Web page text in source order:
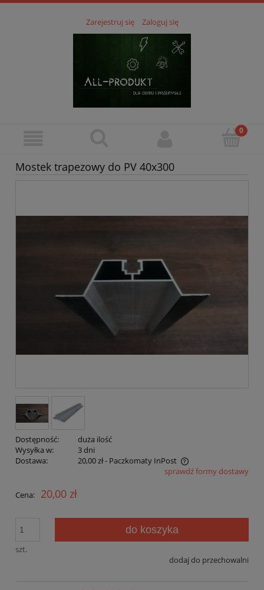
Zarejestruj się Zaloguj się
Mostek trapezowy do PV 40x300
Dostępność:
duża ilość
Wysyłka w:
3 dni
Dostawa:
20,00 zł- Paczkomaty InPost
Cena nie zawiera ewentualnych kosztów płatnościsprawdź formy dostawy
Cena: 20,00 zł
szt.
do koszyka
dodaj do przechowalni